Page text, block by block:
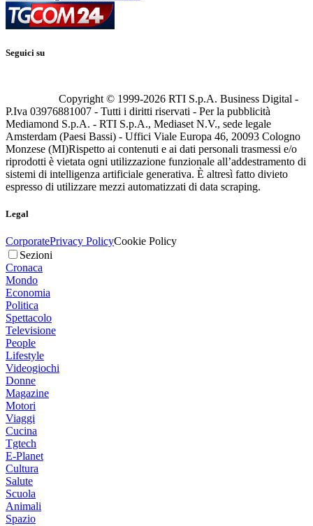
Seguici su
Copyright © 1999-2026 RTI S.p.A. Business Digital -
P.Iva 03976881007 - Tutti i diritti riservati - Per la pubblicità
Mediamond S.p.A. - RTI S.p.A., Mediaset N.V., sede legale
Amsterdam (Paesi Bassi) - Uffici Viale Europa 46, 20093 Cologno
Monzese (MI)Rispetto ai contenuti e ai dati personali trasmessi e/o
riprodotti è vietata ogni utilizzazione funzionale all’addestramento di
sistemi di intelligenza artificiale generativa. È altresì fatto divieto
espresso di utilizzare mezzi automatizzati di data scraping.
Legal
CorporatePrivacy PolicyCookie Policy
Sezioni
Cronaca
Mondo
Economia
Politica
Spettacolo
Televisione
People
Lifestyle
Videogiochi
Donne
Magazine
Motori
Viaggi
Cucina
Tgtech
E-Planet
Cultura
Salute
Scuola
Animali
Spazio